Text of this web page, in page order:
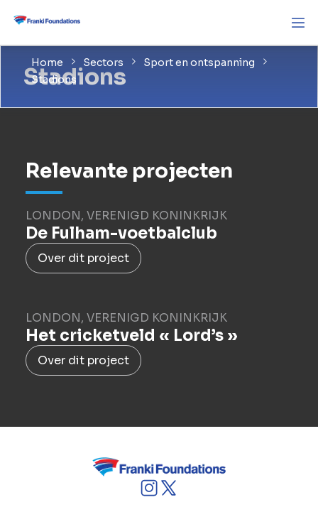
Home Sectors
Sport en ontspanning
Stadions
Stadions
Relevante projecten
LONDON, VERENIGD KONINKRIJK
De Fulham-voetbalclub
Over dit project
LONDON, VERENIGD KONINKRIJK
Het cricketveld « Lord’s »
Over dit project